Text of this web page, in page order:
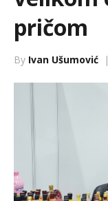
pričom
By Ivan Ušumović |